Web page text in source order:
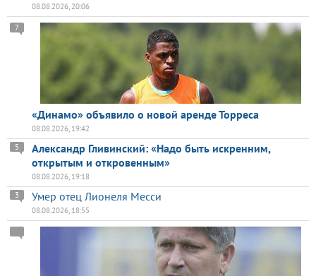
08.08.2026, 20:06
«Динамо» объявило о новой аренде Торреса
7
08.08.2026, 19:42
Александр Гливинский: «Надо быть искренним,
открытым и откровенным»
5
08.08.2026, 19:18
Умер отец Лионеля Месси
3
08.08.2026, 18:55